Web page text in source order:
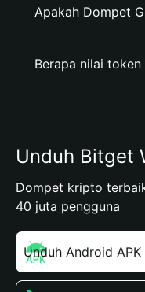
Apakah Dompet
Berapa nilai token
Unduh Bitget
Dompet kripto
40 juta pengguna
Unduh Android APK